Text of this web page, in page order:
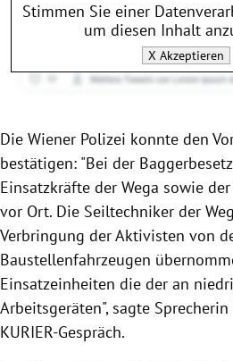
Stimmen Sie einer
um diesen Inhalt
X Akzeptieren
Die Wiener Polizei konnte den
bestätigen: "Bei der
Einsatzkräfte der Wega sowie
vor Ort. Die Seiltechniker der
Verbringung der Aktivisten von
Baustellenfahrzeugen
Einsatzeinheiten die der an
Arbeitsgeräten", sagte Sprecherin
KURIER-Gespräch.